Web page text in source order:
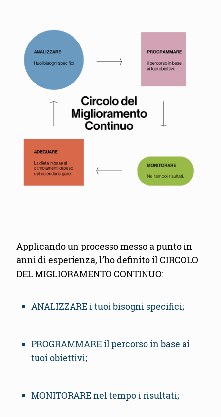
Applicando un processo messo a punto in
anni di esperienza, l’ho definito ilCIRCOLO
DEL MIGLIORAMENTO CONTINUO:
ANALIZZARE i tuoi bisogni specifici;
PROGRAMMARE il percorso in base ai
tuoi obiettivi;
MONITORARE nel tempo i risultati;